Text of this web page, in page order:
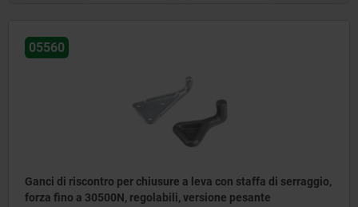
05560
Ganci di riscontro per chiusure a leva con staffa di serraggio,
forza fino a 30500N, regolabili, versione pesante